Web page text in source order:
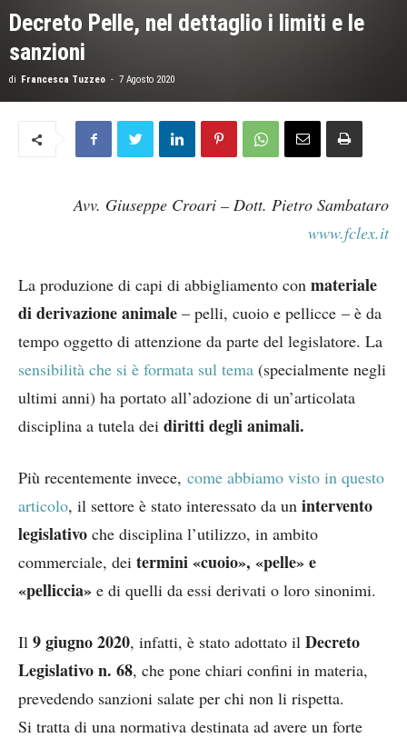
Decreto Pelle, nel dettaglio i limiti e le
sanzioni
di Francesca Tuzzeo - 7 Agosto 2020
Avv. Giuseppe Croari – Dott. Pietro Sambataro
www.fclex.it
La produzione di capi di abbigliamento con materiale
di derivazione animale – pelli, cuoio e pellicce – è da
tempo oggetto di attenzione da parte del legislatore. La
sensibilità che si è formata sul tema (specialmente negli
ultimi anni) ha portato all’adozione di un’articolata
disciplina a tutela dei diritti degli animali.
Più recentemente invece, come abbiamo visto in questo
articolo, il settore è stato interessato da un intervento
legislativo che disciplina l’utilizzo, in ambito
commerciale, dei termini «cuoio», «pelle» e
«pelliccia» e di quelli da essi derivati o loro sinonimi.
Il 9 giugno 2020, infatti, è stato adottato il Decreto
Legislativo n. 68, che pone chiari confini in materia,
prevedendo sanzioni salate per chi non li rispetta.
Si tratta di una normativa destinata ad avere un forte